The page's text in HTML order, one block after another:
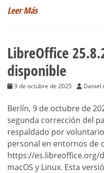
Leer Más
LibreOffice
disponible
9 de octubre de 2025 Daniel
Berlín, 9 de octubre de
segunda corrección del
respaldado por
personal en entornos de
https://es.libreoffice.org/
macOS y Linux. Esta